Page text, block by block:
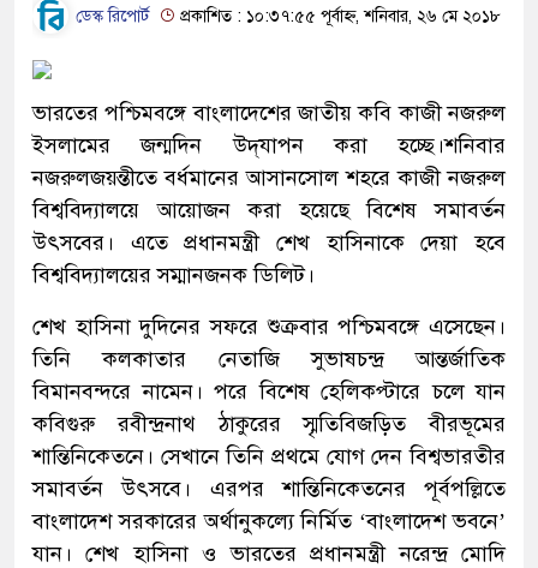
ডেস্ক রিপোর্ট প্রকাশিত : ১০:৩৭:৫৫ পূর্বাহ্ন, শনিবার, ২৬ মে ২০১৮
ভারতের পশ্চিমবঙ্গে বাংলাদেশের জাতীয় কবি কাজী নজরুল
ইসলামের জন্মদিন উদ্‌যাপন করা হচ্ছে।শনিবার
নজরুলজয়ন্তীতে বর্ধমানের আসানসোল শহরে কাজী নজরুল
বিশ্ববিদ্যালয়ে আয়োজন করা হয়েছে বিশেষ সমাবর্তন
উৎসবের। এতে প্রধানমন্ত্রী শেখ হাসিনাকে দেয়া হবে
বিশ্ববিদ্যালয়ের সম্মানজনক ডিলিট।
শেখ হাসিনা দুদিনের সফরে শুক্রবার পশ্চিমবঙ্গে এসেছেন।
তিনি কলকাতার নেতাজি সুভাষচন্দ্র আন্তর্জাতিক
বিমানবন্দরে নামেন। পরে বিশেষ হেলিকপ্টারে চলে যান
কবিগুরু রবীন্দ্রনাথ ঠাকুরের স্মৃতিবিজড়িত বীরভূমের
শান্তিনিকেতনে। সেখানে তিনি প্রথমে যোগ দেন বিশ্বভারতীর
সমাবর্তন উৎসবে। এরপর শান্তিনিকেতনের পূর্বপল্লিতে
বাংলাদেশ সরকারের অর্থানুকল্যে নির্মিত ‘বাংলাদেশ ভবনে’
যান। শেখ হাসিনা ও ভারতের প্রধানমন্ত্রী নরেন্দ্র মোদি